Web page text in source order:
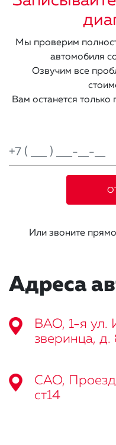
Мы проверим
автомобиля
Озвучим все
Вам останется только
Или звоните
Адреса
ВАО, 1-я ул.
зверинца, д.
САО,
ст14